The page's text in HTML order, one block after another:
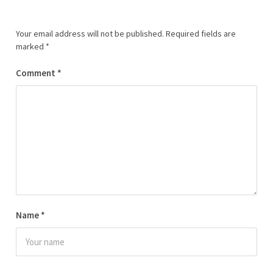
Your email address will not be published. Required fields are
marked *
Comment *
Name *